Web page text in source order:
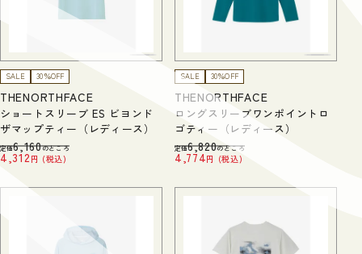
SALE 30％OFF
THENORTHFACE
ショートスリーブ ES ビヨンド
ザマップティー（レディース）
定価6,160のところ
4,312 税込
SALE 30％OFF
THENORTHFACE
ロングスリーブワンポイントロ
ゴティー（レディース）
定価6,820のところ
4,774 税込